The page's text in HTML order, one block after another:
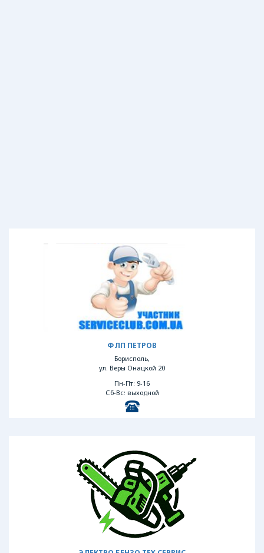
ФЛП ПЕТРОВ
Борисполь,
ул. Веры Онацкой 20
Пн-Пт: 9-16
Сб-Вс: выходной